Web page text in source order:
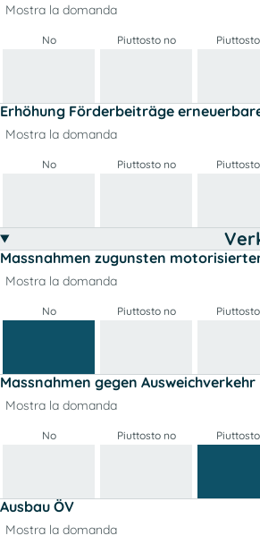
Mostra la domanda
No Piuttosto no
Erhöhung Förderbeiträge
Mostra la domanda
No Piuttosto no
Massnahmen zugunsten
Mostra la domanda
No Piuttosto no
Massnahmen gegen Ausweichverkehr
Mostra la domanda
No Piuttosto no
Ausbau ÖV
Mostra la domanda